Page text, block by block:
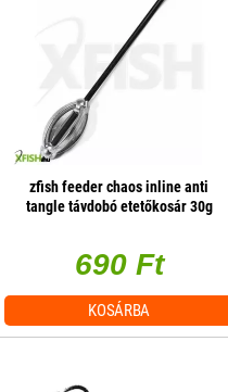
zfish feeder chaos inline anti
tangle távdobó etetőkosár 30g
690 Ft
KOSÁRBA